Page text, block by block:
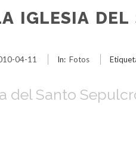
IGLESIA
04-11 In: Fotos
del Santo